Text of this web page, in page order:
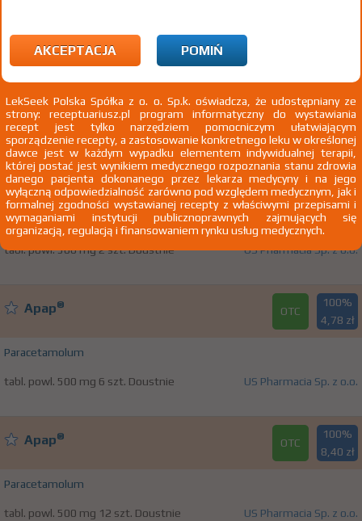
N02 Leki przeciwbólowe
N02B Inne leki przeciwbólowe i przeciwgorączkowe
N02BE01 Paracetamol
Apap ® OTC
100%
3,03 zł
Paracetamolum
tabl. powl. 500 mg 2 szt. Doustnie US Pharmacia Sp. z o.o.
Apap® OTC
100%
4,78 zł
Paracetamolum
tabl. powl. 500 mg 6 szt. Doustnie US Pharmacia Sp. z o.o.
Apap® OTC
100%
8,40 zł
Paracetamolum
tabl. powl. 500 mg 12 szt. Doustnie US Pharmacia Sp. z o.o.
AKCEPTACJA POMIŃ
LekSeek Polska Spółka z o. o. Sp.k. oświadcza, że udostępniany ze
strony: receptuariusz.pl program informatyczny do wystawiania
recept jest tylko narzędziem pomocniczym ułatwiającym
sporządzenie recepty, a zastosowanie konkretnego leku w określonej
dawce jest w każdym wypadku elementem indywidualnej terapii,
której postać jest wynikiem medycznego rozpoznania stanu zdrowia
danego pacjenta dokonanego przez lekarza medycyny i na jego
wyłączną odpowiedzialność zarówno pod względem medycznym, jak i
formalnej zgodności wystawianej recepty z właściwymi przepisami i
wymaganiami instytucji publicznoprawnych zajmujących się
organizacją, regulacją i finansowaniem rynku usług medycznych.